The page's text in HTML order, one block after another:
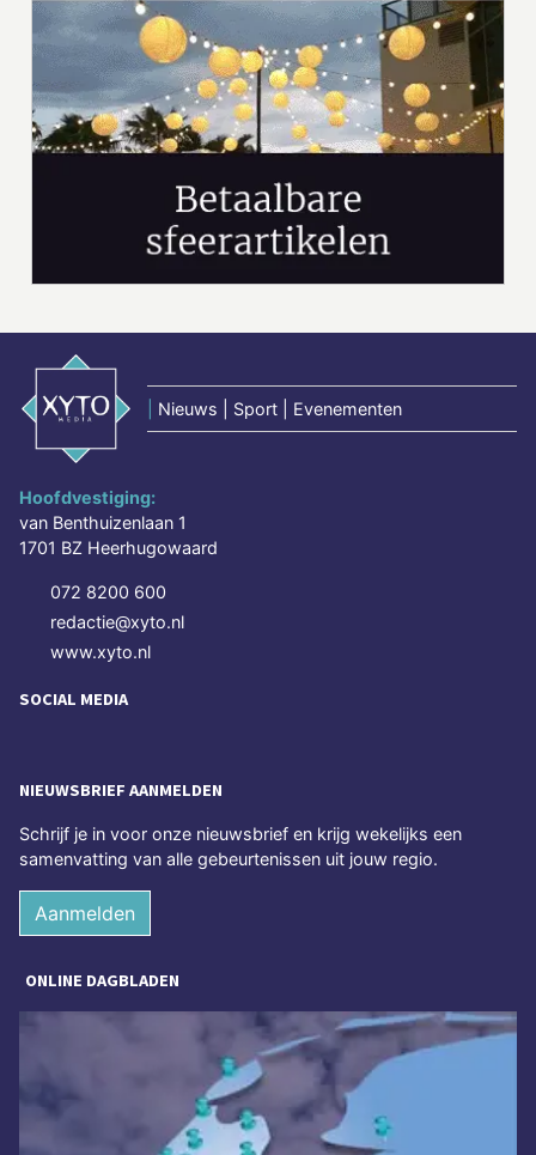
Nieuws | Sport | Evenementen
Hoofdvestiging:
van Benthuizenlaan 1
1701 BZ Heerhugowaard
072 8200 600
redactie@xyto.nl
www.xyto.nl
SOCIAL MEDIA
NIEUWSBRIEF AANMELDEN
Schrijf je in voor onze nieuwsbrief en krijg wekelijks een
samenvatting van alle gebeurtenissen uit jouw regio.
Aanmelden
ONLINE DAGBLADEN